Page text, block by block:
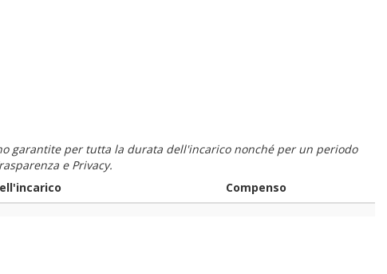
garantite per tutta la durata dell'incarico nonché per un periodo
e Privacy.
Compenso